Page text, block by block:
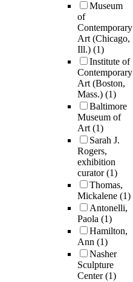
Museum
of
Contemporary
Art (Chicago,
Ill.) (1)
Institute of
Contemporary
Art (Boston,
Mass.) (1)
Baltimore
Museum of
Art(1)
Sarah J.
Rogers,
exhibition
curator(1)
Thomas,
Mickalene (1)
Antonelli,
Paola (1)
Hamilton,
Ann (1)
Nasher
Sculpture
Center(1)